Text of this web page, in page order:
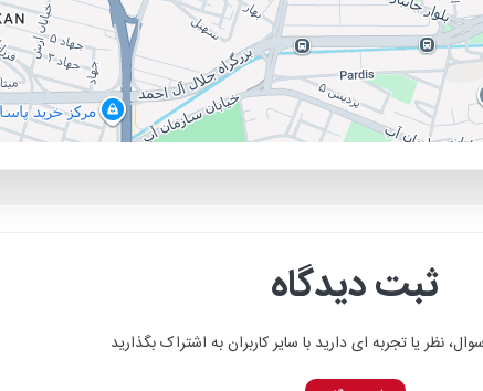
ثبت دیدگاه
نظر یا تجربه ای دارید با سایر کاربران به اشتراک بگذارید